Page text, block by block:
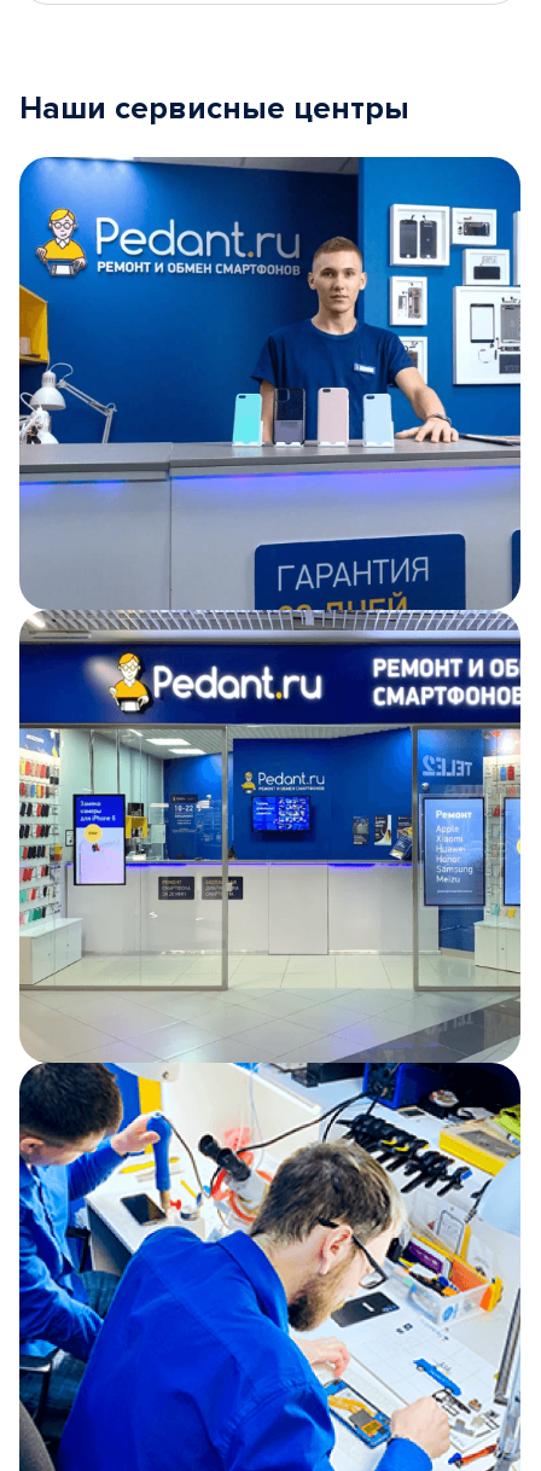
Наши сервисные центры